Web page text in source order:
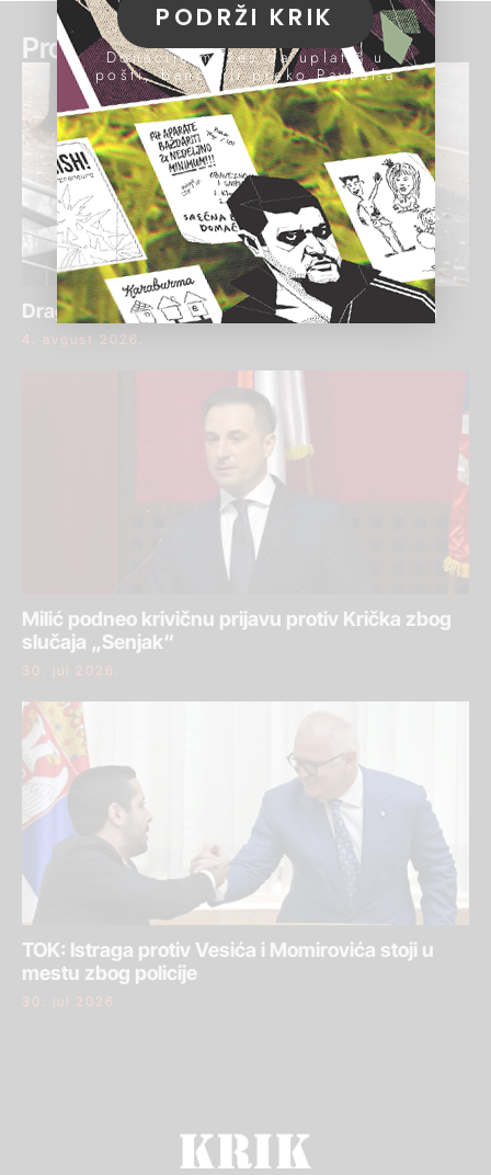
Pročitaj još:
Draginja Bajić ponovo osuđena za pranje para
4. avgust 2026.
Milić podneo krivičnu prijavu protiv Krička zbog
slučaja „Senjak“
30. jul 2026.
TOK: Istraga protiv Vesića i Momirovića stoji u
mestu zbog policije
30. jul 2026.
PODRŽI KRIK
Donacije možeš da uplatiš u
pošti, banci ili preko PayPal-a